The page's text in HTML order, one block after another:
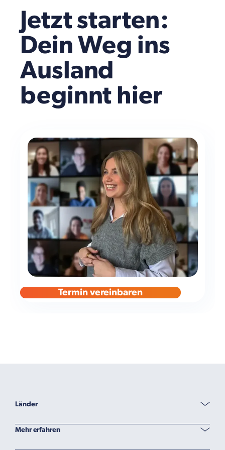
Jetzt starten:
Dein Weg ins
Ausland
beginnt hier
Termin vereinbaren
Länder
Mehr erfahren